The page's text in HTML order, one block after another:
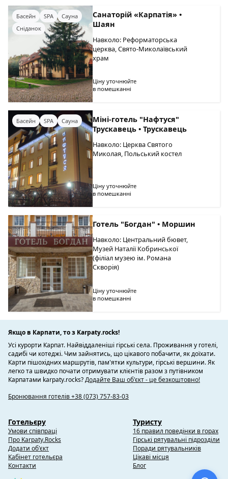
Басейн SPA
Сауна
Сніданок
Санаторій «Карпатія» •
Шаян
Навколо: Реформаторська
церква, Свято-Миколаївський
храм
Ціну уточнюйте
в помешканні
Басейн SPA Сауна
Міні-готель "Нафтуся"
Трускавець • Трускавець
Навколо: Церква Святого
Миколая, Польський костел
Ціну уточнюйте
в помешканні
Готель "Богдан" • Моршин
Навколо: Центральний бювет,
Музей Наталії Кобринської
(філіал музею ім. Романа
Скворія)
Ціну уточнюйте
в помешканні
Якщо в Карпати, то з Karpaty.rocks!
Усі курорти Карпат. Найвіддаленіші гірські села. Проживання у готелі,
садибі чи котеджі. Чим зайнятись, що цікавого побачити, як доїхати.
Карти пішохідних маршрутів, пам'ятки культури, гірські вершини. Як
легко та швидко почати отримувати клієнтів разом з путівником
Карпатами karpaty.rocks?Додайте Ваш об'єкт - це безкоштовно!
Бронювання готелів +38 (073) 757-83-03
Готельєру
Умови співпраці
Про Karpaty.Rocks
Додати об'єкт
Кабінет готельєра
Контакти
Туристу
16 правил поведінки в горах
Гірські рятувальні підрозділи
Поради рятувальників
Цікаві місця
Блог